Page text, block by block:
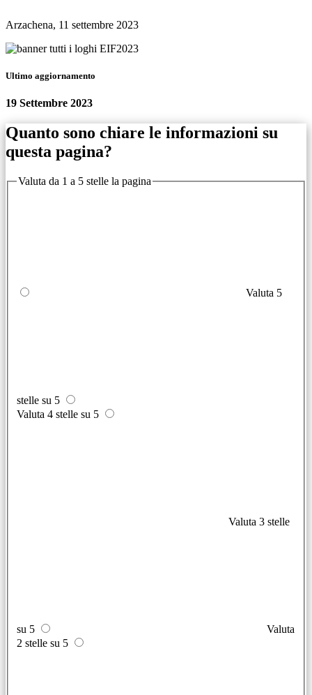
Arzachena, 11 settembre 2023
Ultimo aggiornamento
19 Settembre 2023
Quanto sono chiare le informazioni su
questa pagina?
Valuta da 1 a 5 stelle la pagina
Valuta 5
stelle su 5
Valuta 4 stelle su 5
Valuta 3 stelle
su 5
Valuta
2 stelle su 5